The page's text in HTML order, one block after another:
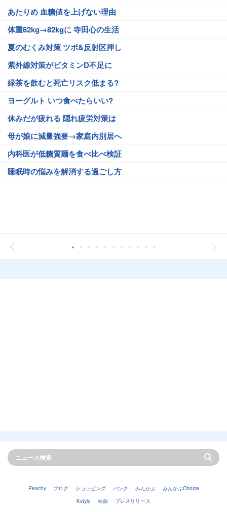
あたりめ 血糖値を上げない理由
体重62kg→82kgに 寺田心の生活
夏のむくみ対策 ツボ&反射区押し
紫外線対策がビタミンD不足に
緑茶を飲むと死亡リスク低まる?
ヨーグルト いつ食べたらいい?
休みだが疲れる 隠れ疲労対策は
母が娘に減量強要→家庭内別居へ
内科医が低糖質麺を食べ比べ検証
睡眠時の悩みを解消する過ごし方
Peachy ブログ ショッピング バンク みんかぶ
みんかぶChoice
Kstyle
株探 プレスリリース